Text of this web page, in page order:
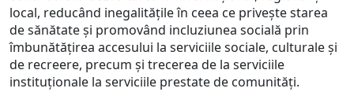
local, reducând inegalitățile în ceea ce privește starea
de sănătate și promovând incluziunea socială prin
îmbunătățirea accesului la serviciile sociale, culturale și
de recreere, precum și trecerea de la serviciile
instituționale la serviciile prestate de comunități.